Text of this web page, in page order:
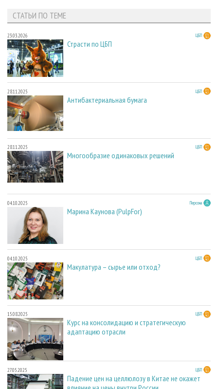
СТАТЬИ ПО ТЕМЕ
23.03.2026 ЦБП
Страсти по ЦБП
28.11.2025 ЦБП
Антибактериальная бумага
28.11.2025 ЦБП
Многообразие одинаковых решений
04.10.2025 Персона
Марина Каунова (PulpFor)
04.10.2025 ЦБП
Макулатура – сырье или отход?
15.08.2025 ЦБП
Курс на консолидацию и стратегическую
адаптацию отрасли
27.05.2025 ЦБП
Падение цен на целлюлозу в Китае не окажет